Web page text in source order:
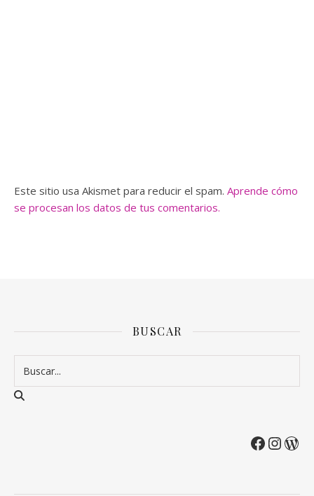
Este sitio usa Akismet para reducir el spam. Aprende cómo
se procesan los datos de tus comentarios.
BUSCAR